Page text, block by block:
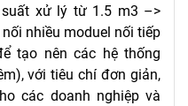
xử lý từ 1.5 m3 –>
nhiều moduel nối tiếp
tạo nên các hệ thống
với tiêu chí đơn giản,
các doanh nghiệp và